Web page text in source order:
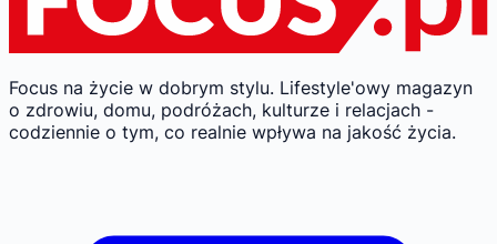
Focus na życie w dobrym stylu. Lifestyle'owy magazyn
o zdrowiu, domu, podróżach, kulturze i relacjach -
codziennie o tym, co realnie wpływa na jakość życia.